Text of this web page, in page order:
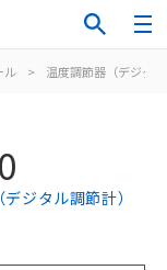
ル > 温度調節器（デジタ
ジタル調節計）